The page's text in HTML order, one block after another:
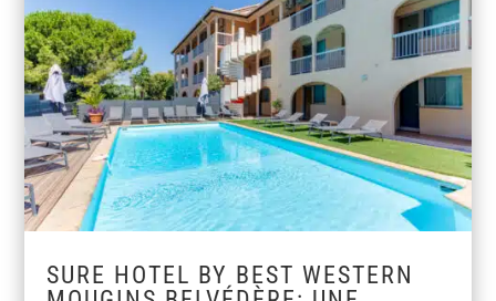
SURE HOTEL BY BEST WESTERN